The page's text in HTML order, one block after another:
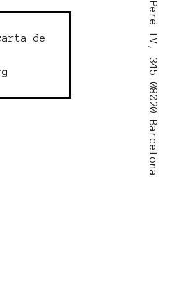
Pere IV, 345 08020 Barcelona
de